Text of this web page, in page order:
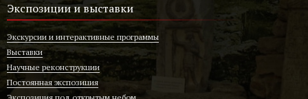
Экспозиции и выставки
Экскурсии и интерактивные программы
Выставки
Научные реконструкции
Постоянная экспозиция